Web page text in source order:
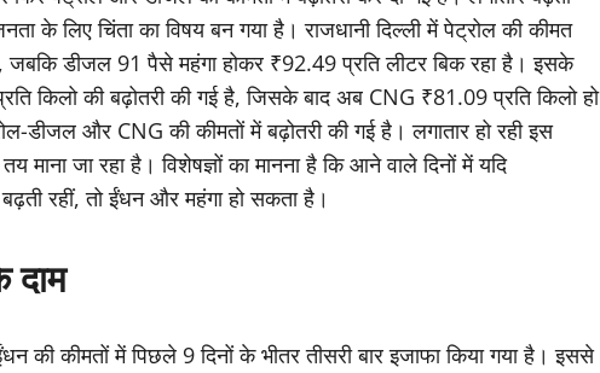
के लिए चिंता का विषय बन गया है। राजधानी दिल्ली में पेट्रोल की कीमत
डीजल 91 पैसे महंगा होकर ₹92.49 प्रति लीटर बिक रहा है। इसके
किलो की बढ़ोतरी की गई है, जिसके बाद अब CNG ₹81.09 प्रति किलो हो
डीजल और CNG की कीमतों में बढ़ोतरी की गई है। लगातार हो रही इस
जा रहा है। विशेषज्ञों का मानना है कि आने वाले दिनों में यदि
रहीं, तो ईंधन और महंगा हो सकता है।
दाम
की कीमतों में पिछले 9 दिनों के भीतर तीसरी बार इजाफा किया गया है। इससे